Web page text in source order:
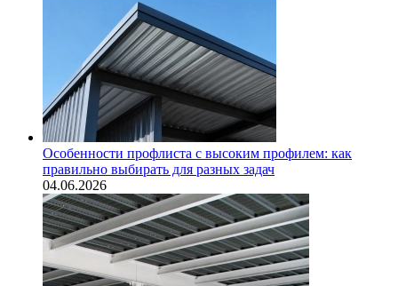
Особенности профлиста с высоким профилем: как
правильно выбирать для разных задач
04.06.2026